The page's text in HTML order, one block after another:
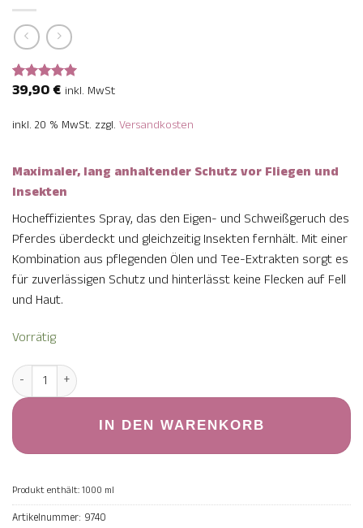
Bewertet
auf
1
39,90€ inkl. MwSt
inkl. 20 % MwSt. zzgl. Versandkosten
Maximaler, lang anhaltender Schutz vor Fliegen und
Insekten
Hocheffizientes Spray, das den Eigen- und Schweißgeruch des
Pferdes überdeckt und gleichzeitig Insekten fernhält. Mit einer
Kombination aus pflegenden Ölen und Tee-Extrakten sorgt es
für zuverlässigen Schutz und hinterlässt keine Flecken auf Fell
und Haut.
Vorrätig
Pferde Deo I.C. Insektenschutz 1.000 ml Menge
IN DEN WARENKORB
Produkt enthält: 1000 ml
Artikelnummer: 9740